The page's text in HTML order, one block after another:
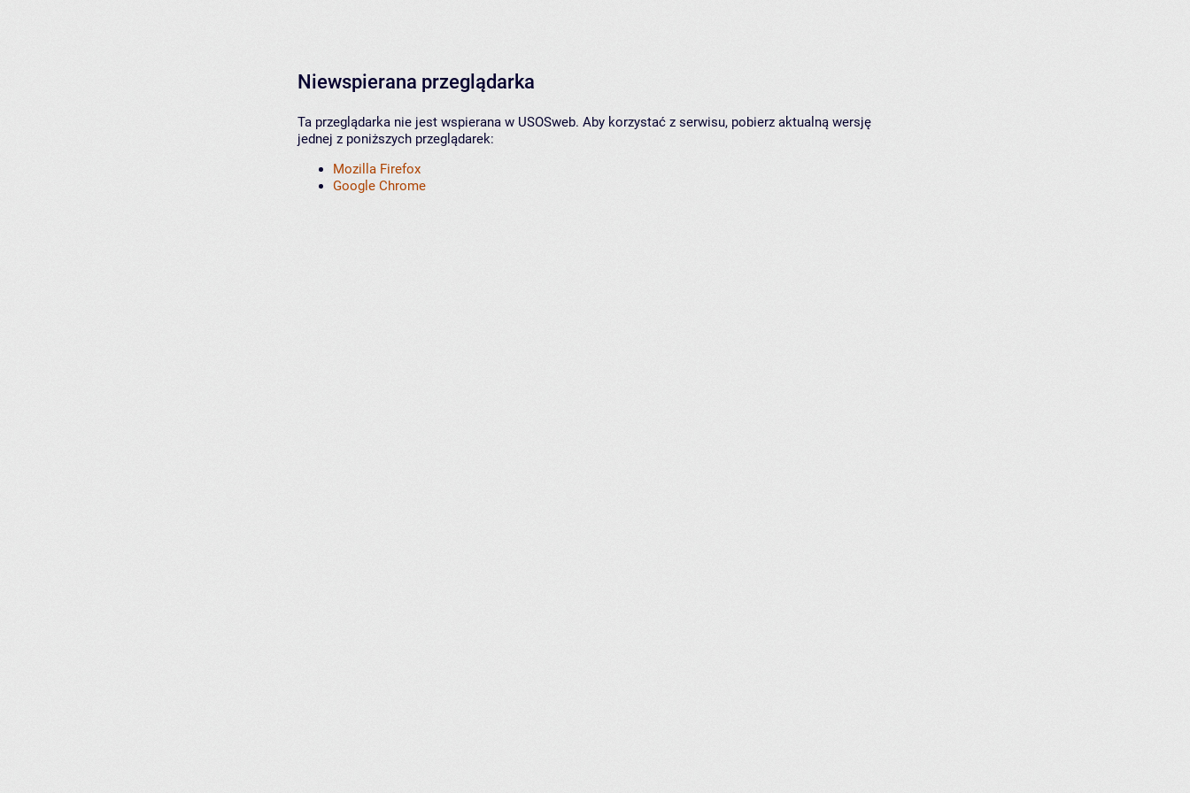
Niewspierana przeglądarka
Ta przeglądarka nie jest wspierana w USOSweb. Aby korzystać z serwisu, pobierz aktualną wersję
jednej z poniższych przeglądarek:
Mozilla Firefox
Google Chrome